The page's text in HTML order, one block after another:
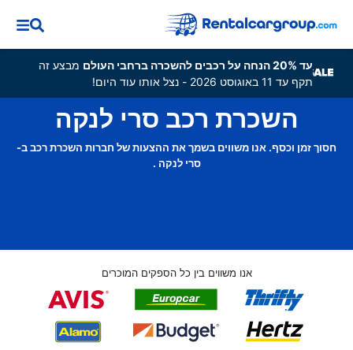
עד 20% הנחה על רכבים להשכרה ברחבי העולם
מבצע זה
תקף עד 11 באוגוסט 2026 - נצל אותו עוד היום!
השכרת רכב סרי לנקה
חסוך זמן וכסף. אנו משווים בשמך את ההצעות של חברות השכרת רכב ב-
סרי לנקה .
אנו משווים בין כל הספקים המוכרים